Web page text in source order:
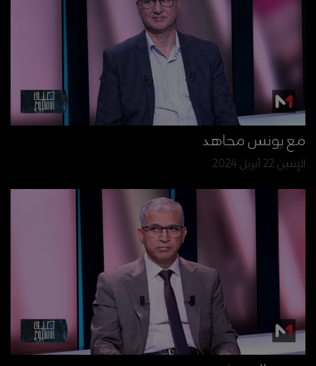
مع يونس مجاهد
الإثنين 22 أبريل 2024